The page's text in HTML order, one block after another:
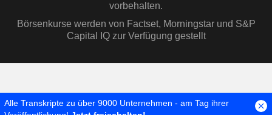
vorbehalten.
Börsenkurse werden von Factset, Morningstar und S&P
Capital IQ zur Verfügung gestellt
Alle Transkripte zu über 9000 Unternehmen - am Tag ihrer